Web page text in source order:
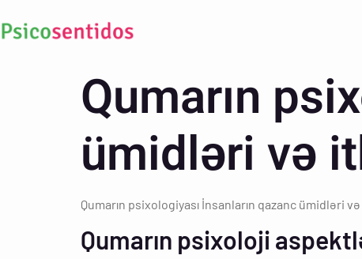
Qumarın
ümidləri və
Qumarın psixologiyası İnsanların qazanc ümidləri
Qumarın psixoloji